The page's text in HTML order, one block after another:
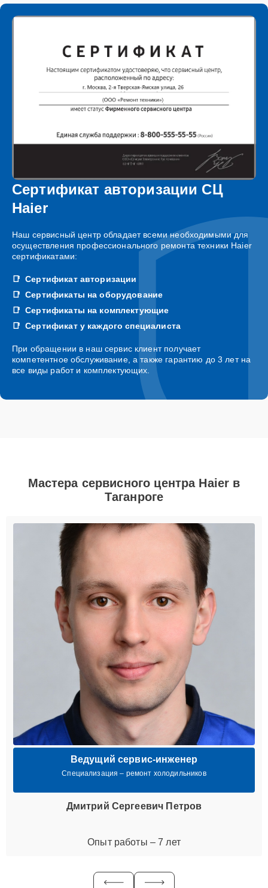
Сертификат авторизации СЦ
Haier
Наш сервисный центр обладает всеми необходимыми для
осуществления профессионального ремонта техники Haier
сертификатами:
Сертификат авторизации
Сертификаты на оборудование
Сертификаты на комплектующие
Сертификат у каждого специалиста
При обращении в наш сервис клиент получает
компетентное обслуживание, а также гарантию до 3 лет на
все виды работ и комплектующих.
Мастера сервисного центра Haier в
Таганроге
Ведущий сервис-инженер
Специализация – ремонт холодильников
Дмитрий Сергеевич Петров
Опыт работы – 7 лет